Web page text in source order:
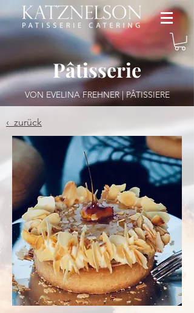
Pâtisserie
VON EVELINA FREHNER | PÂTISSIERE
‹ zurück